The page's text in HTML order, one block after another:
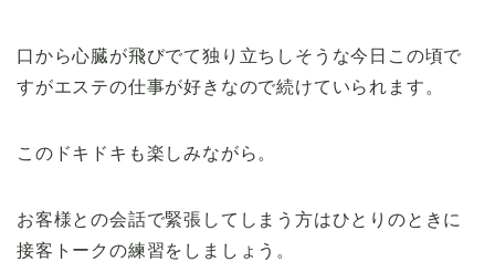
口から心臓が飛びでて独り立ちしそうな今日この頃で
すがエステの仕事が好きなので続けていられます。
このドキドキも楽しみながら。
お客様との会話で緊張してしまう方はひとりのときに
接客トークの練習をしましょう。